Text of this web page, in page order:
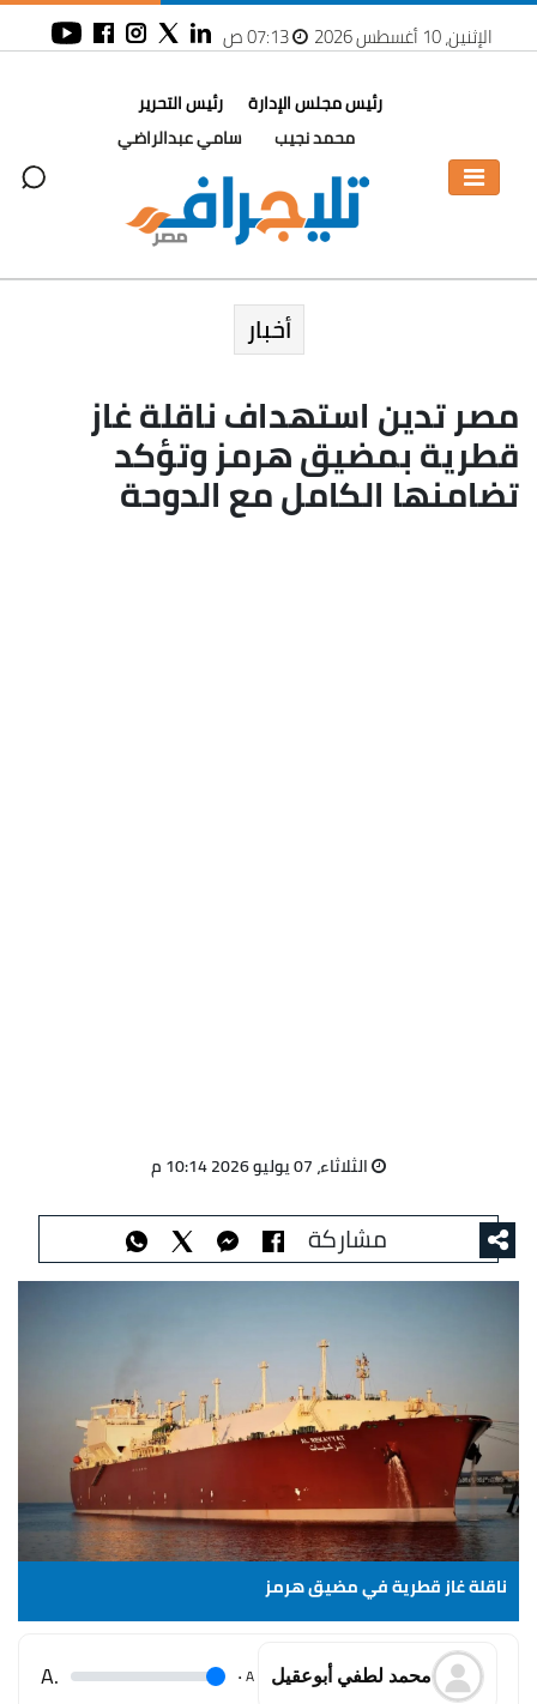
الإثنين، 10 أغسطس 2026 07:13 ص
رئيس مجلس الإدارة
محمد نجيب
رئيس التحرير
سامي عبدالراضي
أخبار
مصر تدين استهداف ناقلة غاز
قطرية بمضيق هرمز وتؤكد
تضامنها الكامل مع الدوحة
الثلاثاء، 07 يوليو 2026 10:14 م
مشاركة
ناقلة غاز قطرية في مضيق هرمز
محمد لطفي أبوعقيل A
.
.A